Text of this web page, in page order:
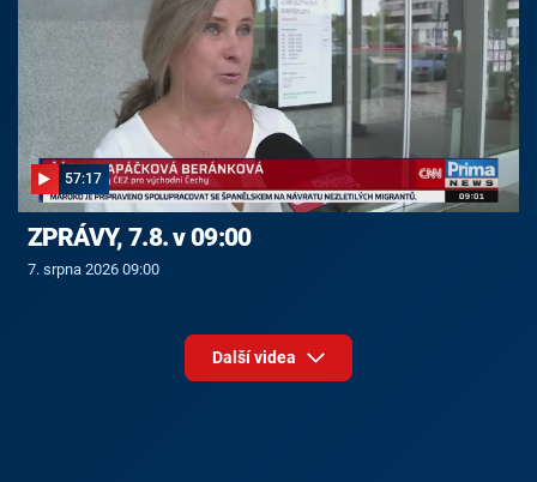
57:17
ZPRÁVY, 7.8. v 09:00
7. srpna 2026 09:00
Další videa